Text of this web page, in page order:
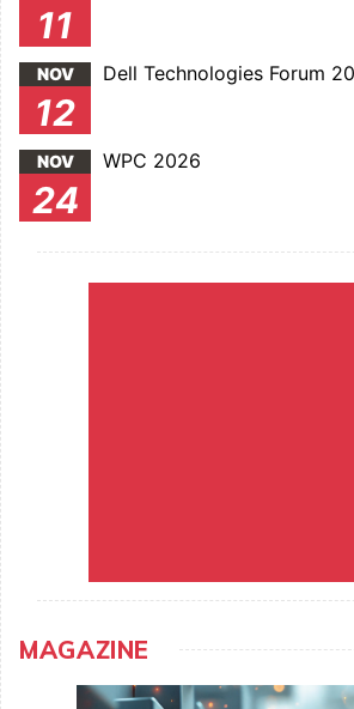
11
NOV
12
Dell Technologies Forum
NOV
24
WPC 2026
MAGAZINE